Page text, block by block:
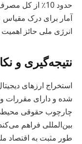
حدود 10٪ از
آمار برای درک مقیاس
انرژی ملی حائز
نتیجه‌گیری و
استخراج ارزهای
شده و دارای مقررات
چارچوب حقوقی محیطی
بین‌المللی فراهم
طور مثبت به اقتصاد